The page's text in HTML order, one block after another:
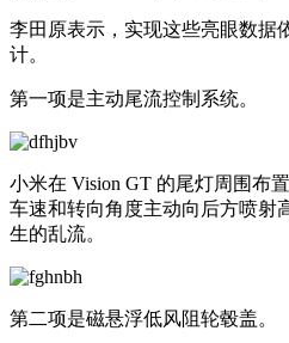
李田原表示，实现这些亮眼数据
计。
第一项是主动尾流控制系统。
小米在 Vision GT 的尾灯周围布
车速和转向角度主动向后方喷射
生的乱流。
第二项是磁悬浮低风阻轮毂盖。